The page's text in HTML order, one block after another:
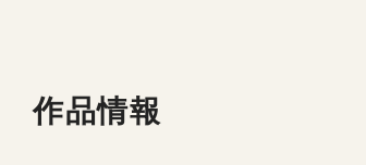
作品情報